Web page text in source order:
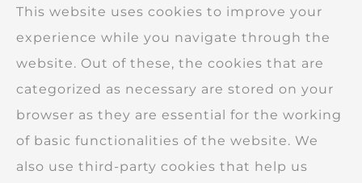
This website uses cookies to improve your
experience while you navigate through the
website. Out of these, the cookies that are
categorized as necessary are stored on your
browser as they are essential for the working
of basic functionalities of the website. We
also use third-party cookies that help us